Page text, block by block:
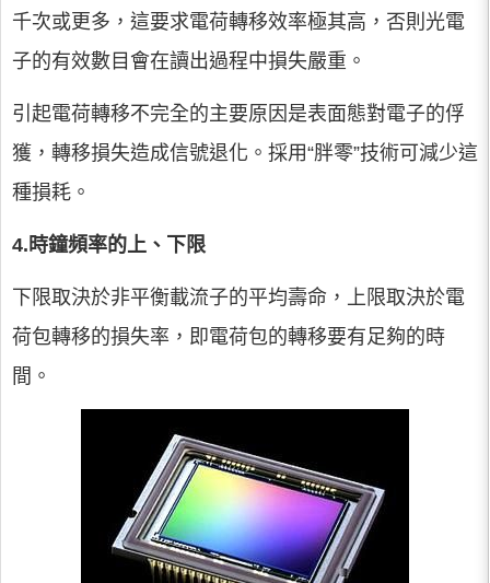
千次或更多，這要求電荷轉移效率極其高，否則光電
子的有效數目會在讀出過程中損失嚴重。
引起電荷轉移不完全的主要原因是表面態對電子的俘
獲，轉移損失造成信號退化。採用“胖零”技術可減少這
種損耗。
4.時鐘頻率的上、下限
下限取決於非平衡載流子的平均壽命，上限取決於電
荷包轉移的損失率，即電荷包的轉移要有足夠的時
間。